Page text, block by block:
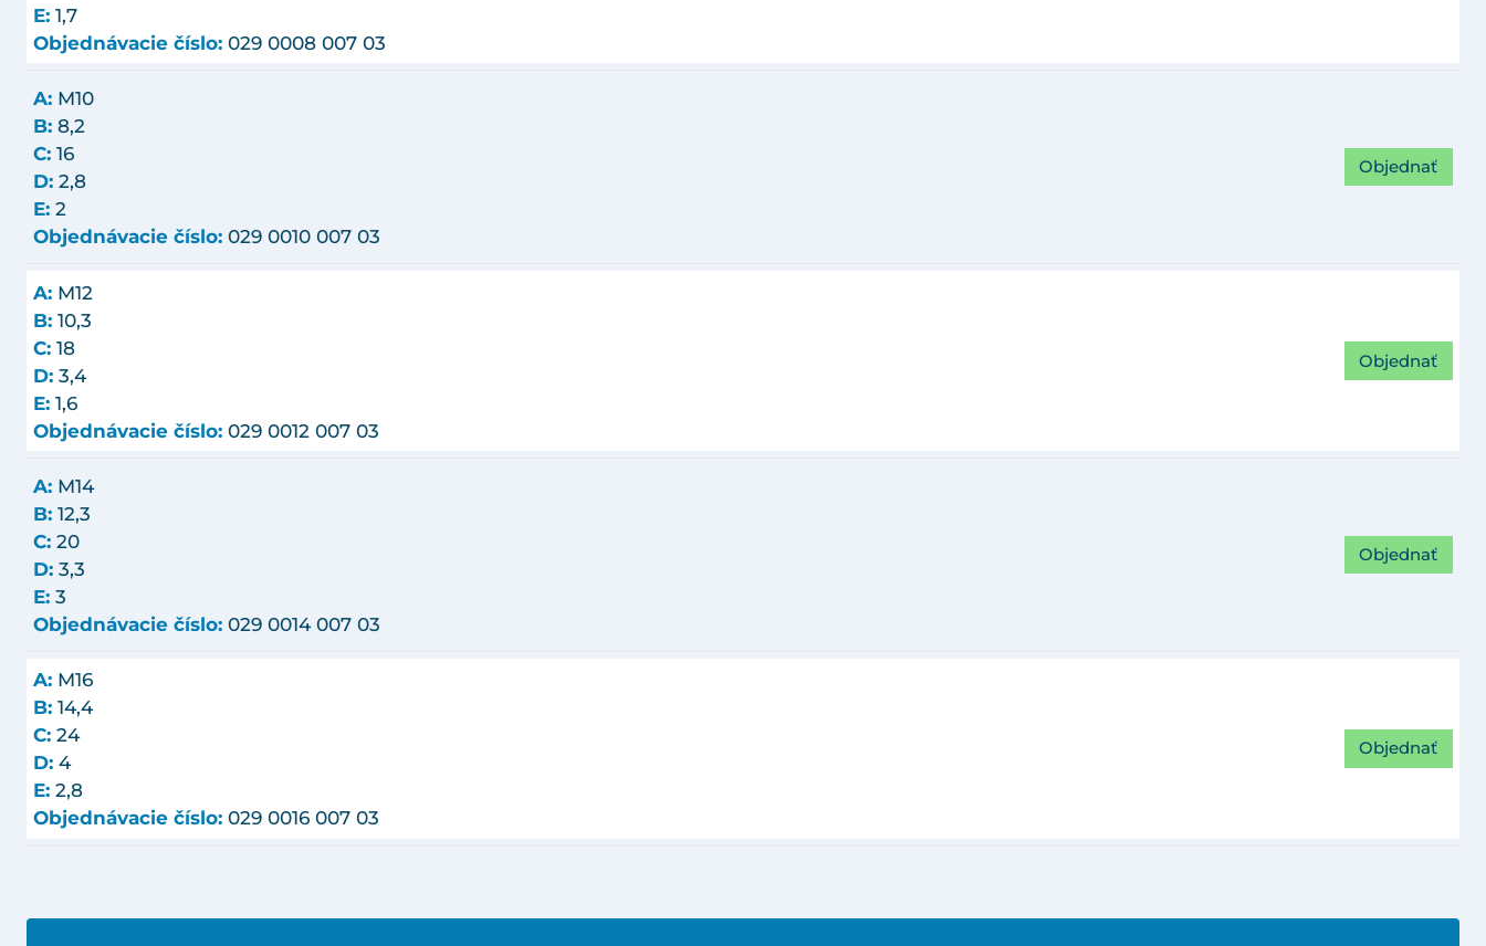
E: 1,7
Objednávacie číslo: 029 0008 007 03
A: M10
B: 8,2
C: 16
D: 2,8
E: 2
Objednávacie číslo: 029 0010 007 03
Objednať
A: M12
B: 10,3
C: 18
D: 3,4
E: 1,6
Objednávacie číslo: 029 0012 007 03
Objednať
A: M14
B: 12,3
C: 20
D: 3,3
E: 3
Objednávacie číslo: 029 0014 007 03
Objednať
A: M16
B: 14,4
C: 24
D: 4
E: 2,8
Objednávacie číslo: 029 0016 007 03
Objednať